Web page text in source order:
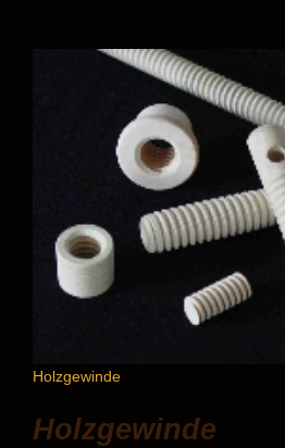
Holzgewinde
Holzgewinde